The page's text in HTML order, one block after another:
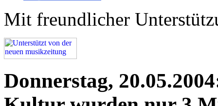
Mit freundlicher
Donnerstag,